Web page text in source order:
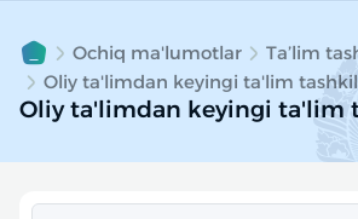
Ochiq ma'lumotlar
Ta’lim
Oliy ta'limdan keyingi ta'lim
Oliy ta'limdan keyingi ta'lim